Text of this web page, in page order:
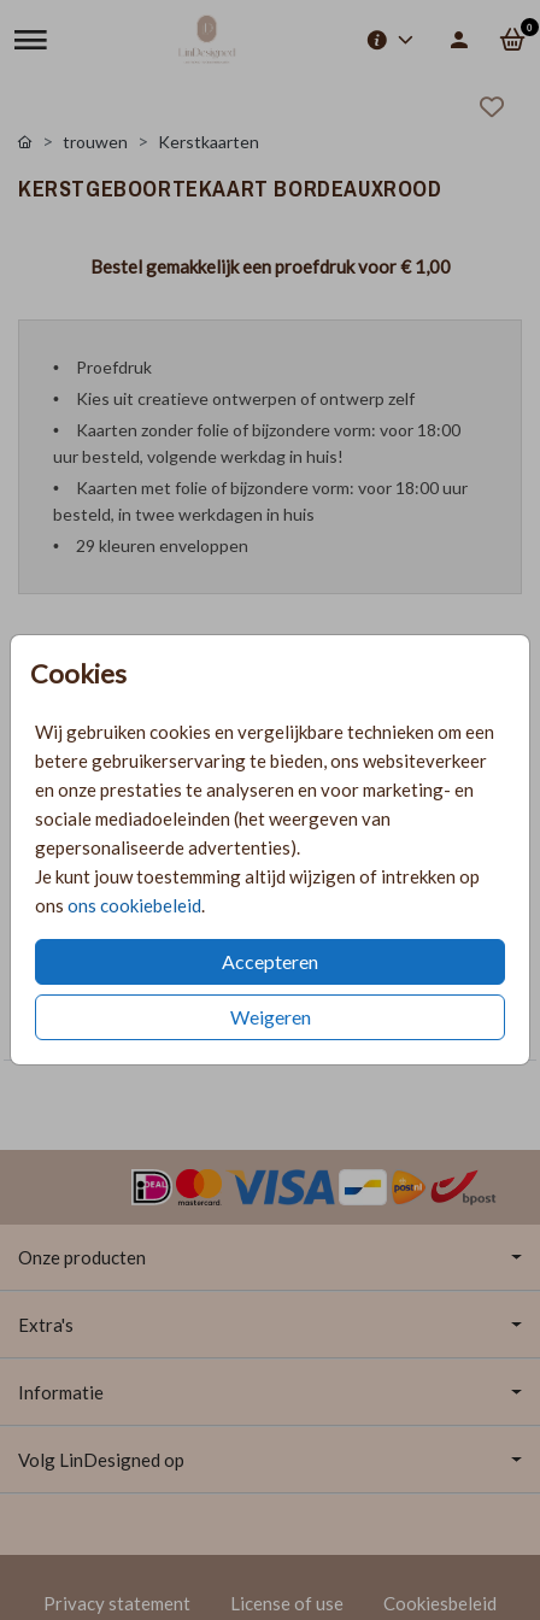
0
Cookies
Wij gebruiken cookies en vergelijkbare technieken om een
betere gebruikerservaring te bieden, ons websiteverkeer
en onze prestaties te analyseren en voor marketing- en
sociale mediadoeleinden (het weergeven van
gepersonaliseerde advertenties).
Je kunt jouw toestemming altijd wijzigen of intrekken op
ons ons cookiebeleid.
Accepteren
Weigeren
trouwen Kerstkaarten
KERSTGEBOORTEKAART BORDEAUXROOD
Bestel gemakkelijk een proefdruk voor€ 1,00
Proefdruk
Kies uit creatieve ontwerpen of ontwerp zelf
Kaarten zonder folie of bijzondere vorm: voor 18:00
uur besteld, volgende werkdag in huis!
Kaarten met folie of bijzondere vorm: voor 18:00 uur
besteld, in twee werkdagen in huis
29 kleuren enveloppen
Formaten en prijzen
PRODUCTINFORMATIE
OMSCHRIJVING
Minimalistische kerstgeboortekaart met bordeauxrode
COLLECTIE
Onze producten
Extra's
Informatie
Volg LinDesigned op
Privacy statement License of use Cookiesbeleid